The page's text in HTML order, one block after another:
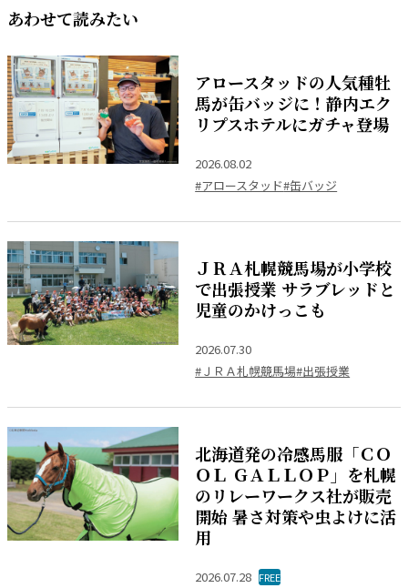
あわせて読みたい
アロースタッドの人気種牡
馬が缶バッジに！静内エク
リプスホテルにガチャ登場
2026.08.02
#アロースタッド#缶バッジ
ＪＲＡ札幌競馬場が小学校
で出張授業 サラブレッドと
児童のかけっこも
2026.07.30
#ＪＲＡ札幌競馬場#出張授業
北海道発の冷感馬服「ＣＯ
ＯＬ ＧＡＬＬＯＰ」を札幌
のリレーワークス社が販売
開始 暑さ対策や虫よけに活
用
2026.07.28 FREE